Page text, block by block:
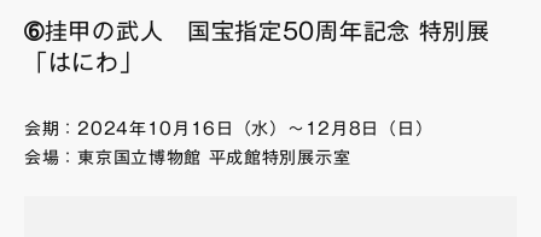
➅挂甲の武人 国宝指定50周年記念 特別展
「はにわ」
会期：2024年10月16日（水）～12月8日（日）
会場：東京国立博物館 平成館特別展示室